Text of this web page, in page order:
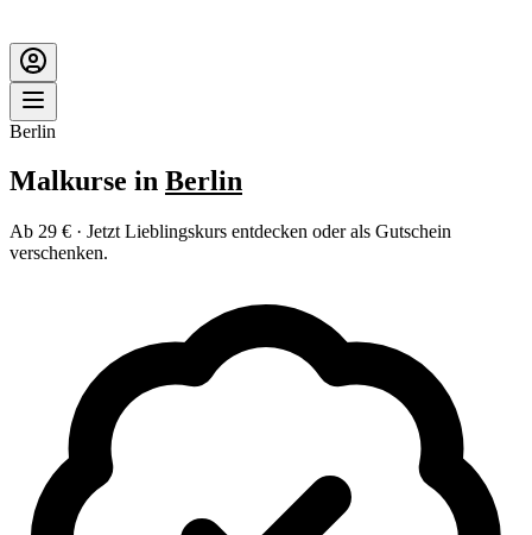
Berlin
Malkurse in Berlin
Ab 29 € · Jetzt Lieblingskurs entdecken oder als Gutschein
verschenken.